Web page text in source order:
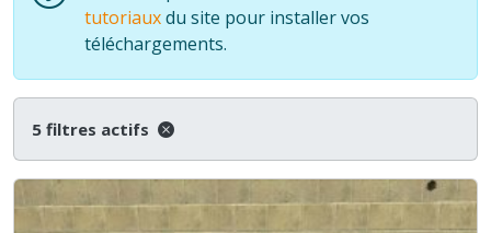
tutoriauxdu site pour installer vos
téléchargements.
5 filtres actifs